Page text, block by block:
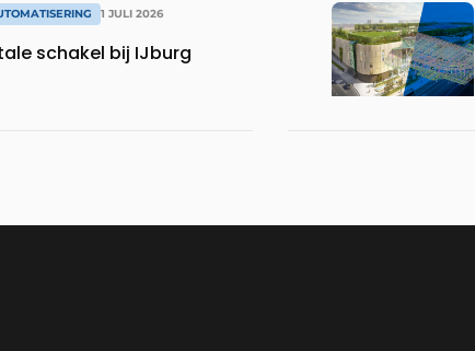
1 JULI 2026
schakel bij IJburg